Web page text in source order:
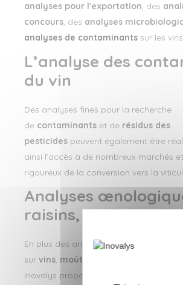
analyses pour l'exportation, des
concours, des analyses
analyses de contaminants sur les
L’analyse des
du vin
Des analyses fines pour la recherche
de contaminants et de résidus des
pesticides peuvent également être
ainsi l’accès à de nombreux marchés
rigoureux de la conversion vers la
Analyses
raisins, moût, vin, ...
En plus des analyses
sur vins, moûts
Inovalys propose également des